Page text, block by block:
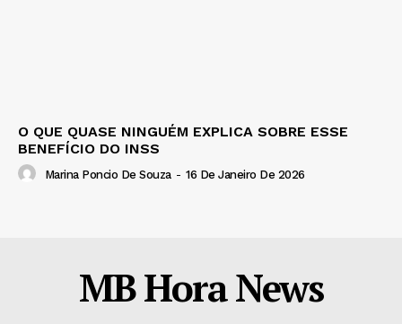
O QUE QUASE NINGUÉM EXPLICA SOBRE ESSE
BENEFÍCIO DO INSS
Marina Poncio De Souza - 16 De Janeiro De 2026
MB Hora News